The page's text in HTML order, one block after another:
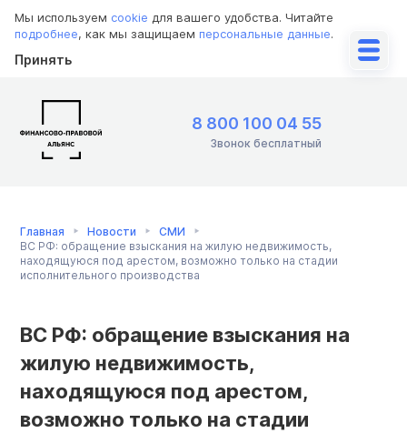
Мы используем cookie для вашего удобства. Читайте
подробнее, как мы защищаем персональные данные.
Принять
8 800 100 04 55
Звонок бесплатный
Главная Новости
СМИ
ВС РФ: обращение взыскания на жилую недвижимость,
находящуюся под арестом, возможно только на стадии
исполнительного производства
ВС РФ: обращение взыскания на
жилую недвижимость,
находящуюся под арестом,
возможно только на стадии